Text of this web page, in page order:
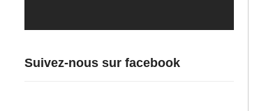
Suivez-nous sur facebook